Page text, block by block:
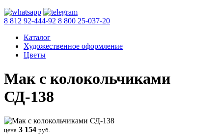
8 812 92-444-92 8 800 25-037-20
Каталог
Художественное оформление
Цветы
Мак с колокольчиками
СД-138
цена 3 154 руб.